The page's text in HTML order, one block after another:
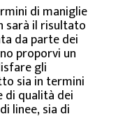
di maniglie
sarà il risultato
da parte dei
proporvi un
gli
sia in termini
di qualità dei
linee, sia di